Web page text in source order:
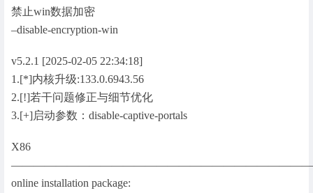
–disable-machine-id
禁止win数据加密
v5.2.1 [2025-02-05 22:34:18]
1.[*]内核升级:133.0.6943.56
2.[!]若干问题修正与细节优化
X86